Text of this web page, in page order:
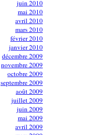
juin 2010
mai 2010
avril 2010
mars 2010
février 2010
janvier 2010
décembre 2009
novembre 2009
octobre 2009
septembre 2009
août 2009
juillet 2009
juin 2009
mai 2009
avril 2009